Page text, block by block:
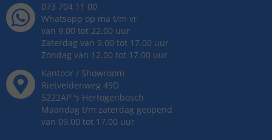
073 704 11 00
Whatsapp op ma t/m vr
van 9.00 tot 22.00 uur
Zaterdag van 9.00 tot 17.00 uur
Zondag van 12.00 tot 17.00 uur
Kantoor / Showroom
Rietveldenweg 49D
5222AP 's Hertogenbosch
Maandag t/m zaterdag geopend
van 09.00 tot 17.00 uur